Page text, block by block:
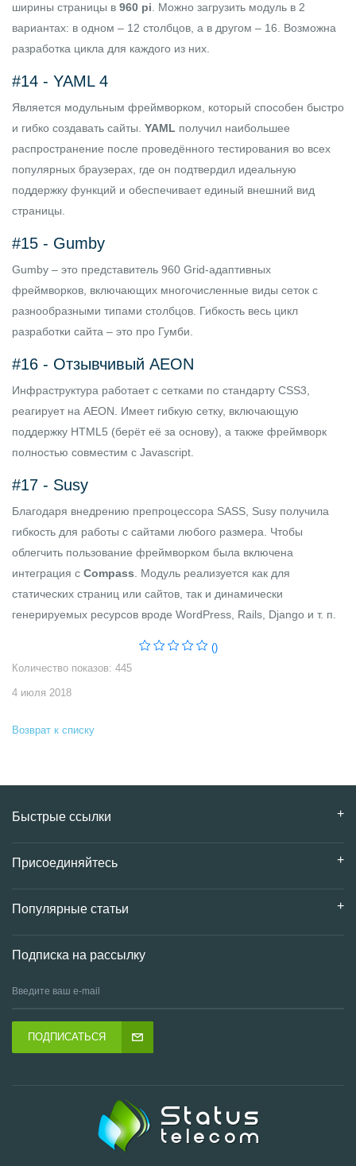
ширины страницы в 960 pi. Можно загрузить модуль в 2
вариантах: в одном – 12 столбцов, а в другом – 16. Возможна
разработка цикла для каждого из них.
#14 - YAML 4
Является модульным фреймворком, который способен быстро
и гибко создавать сайты. YAML получил наибольшее
распространение после проведённого тестирования во всех
популярных браузерах, где он подтвердил идеальную
поддержку функций и обеспечивает единый внешний вид
страницы.
#15 - Gumby
Gumby – это представитель 960 Grid-адаптивных
фреймворков, включающих многочисленные виды сеток с
разнообразными типами столбцов. Гибкость весь цикл
разработки сайта – это про Гумби.
#16 - Отзывчивый AEON
Инфраструктура работает с сетками по стандарту CSS3,
реагирует на AEON. Имеет гибкую сетку, включающую
поддержку HTML5 (берёт её за основу), а также фреймворк
полностью совместим с Javascript.
#17 - Susy
Благодаря внедрению препроцессора SASS, Susy получила
гибкость для работы с сайтами любого размера. Чтобы
облегчить пользование фреймворком была включена
интеграция с Compass. Модуль реализуется как для
статических страниц или сайтов, так и динамически
генерируемых ресурсов вроде WordPress, Rails, Django и т. п.
()
Количество показов: 445
4 июля 2018
Возврат к списку
Быстрые ссылки
Присоединяйтесь
Популярные статьи
Подписка на рассылку
ПОДПИСАТЬСЯ